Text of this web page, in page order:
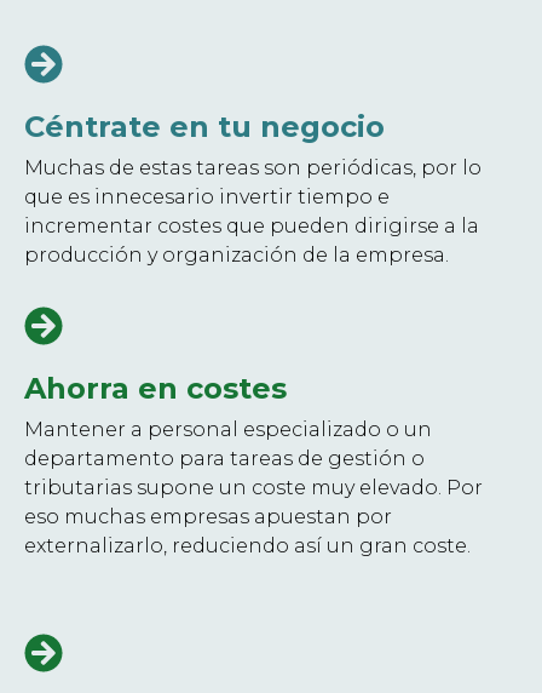
Céntrate en tu negocio
Muchas de estas tareas son periódicas, por lo
que es innecesario invertir tiempo e
incrementar costes que pueden dirigirse a la
producción y organización de la empresa.
Ahorra en costes
Mantener a personal especializado o un
departamento para tareas de gestión o
tributarias supone un coste muy elevado. Por
eso muchas empresas apuestan por
externalizarlo, reduciendo así un gran coste.